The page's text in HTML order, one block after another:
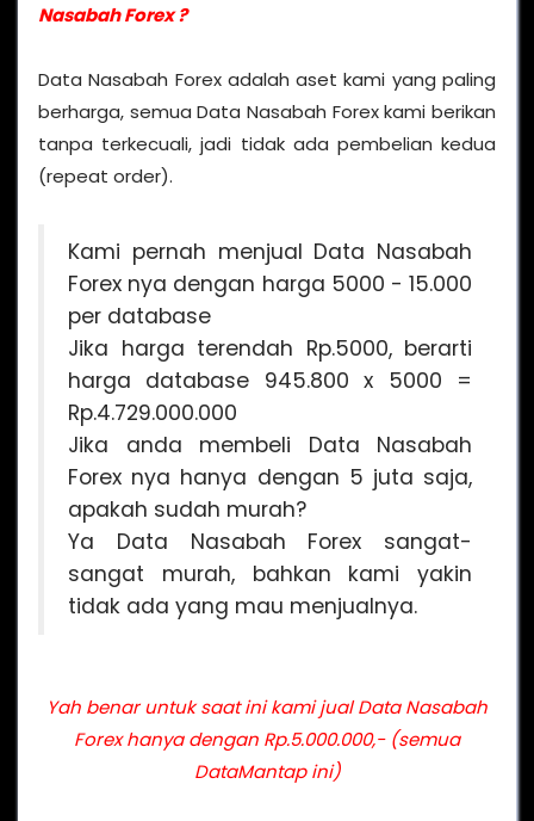
Nasabah Forex ?
Data Nasabah Forex adalah aset kami yang paling
berharga, semua Data Nasabah Forex kami berikan
tanpa terkecuali, jadi tidak ada pembelian kedua
(repeat order).
Kami pernah menjual Data Nasabah
Forex nya dengan harga 5000 - 15.000
per database
Jika harga terendah Rp.5000, berarti
harga database 945.800 x 5000 =
Rp.4.729.000.000
Jika anda membeli Data Nasabah
Forex nya hanya dengan 5 juta saja,
apakah sudah murah?
Ya Data Nasabah Forex sangat-
sangat murah, bahkan kami yakin
tidak ada yang mau menjualnya.
Yah benar untuk saat ini kami jual Data Nasabah
Forex hanya dengan Rp.5.000.000,- (semua
DataMantap ini)